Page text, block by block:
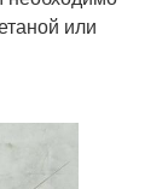
или